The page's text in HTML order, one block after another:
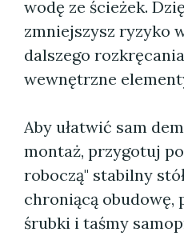
wodę ze ścieżek.
zmniejszysz ryzyko
dalszego
wewnętrzne
Aby ułatwić sam
montaż, przygotuj
roboczą" stabilny
chroniącą obudowę,
śrubki i taśmy